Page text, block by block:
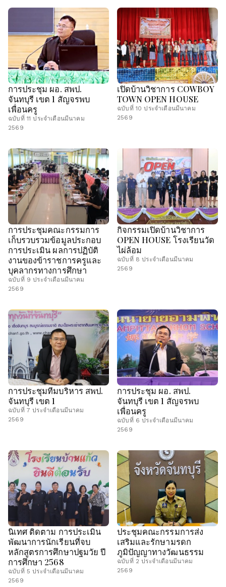
การประชุม ผอ. สพป.
จันทบุรี เขต 1 สัญจรพบ
เพื่อนครู
ฉบับที่ 11 ประจำเดือนมีนาคม
2569
เปิดบ้านวิชาการ COWBOY
TOWN OPEN HOUSE
ฉบับที่ 10 ประจำเดือนมีนาคม
2569
การประชุมคณะกรรมการ
เก็บรวบรวมข้อมูลประกอบ
การประเมิน ผลการปฏิบัติ
งานของข้าราชการครูและ
บุคลากรทางการศึกษา
ฉบับที่ 9 ประจำเดือนมีนาคม
2569
กิจกรรมเปิดบ้านวิชาการ
OPEN HOUSE โรงเรียนวัด
ไผ่ล้อม
ฉบับที่ 8 ประจำเดือนมีนาคม
2569
การประชุมทีมบริหาร สพป.
จันทบุรี เขต 1
ฉบับที่ 7 ประจำเดือนมีนาคม
2569
การประชุม ผอ. สพป.
จันทบุรี เขต 1 สัญจรพบ
เพื่อนครู
ฉบับที่ 6 ประจำเดือนมีนาคม
2569
นิเทศ ติดตาม การประเมิน
พัฒนาการนักเรียนที่จบ
หลักสูตรการศึกษาปฐมวัย ปี
การศึกษา 2568
ฉบับที่ 5 ประจำเดือนมีนาคม
2569
ประชุมคณะกรรมการส่ง
เสริมและรักษามรดก
ภูมิปัญญาทางวัฒนธรรม
ฉบับที่ 2 ประจำเดือนมีนาคม
2569